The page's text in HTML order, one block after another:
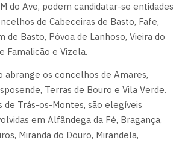
do Ave, podem candidatar-se entidades
de Cabeceiras de Basto, Fafe,
de Basto, Póvoa de Lanhoso, Vieira do
Famalicão e Vizela.
abrange os concelhos de Amares,
Terras de Bouro e Vila Verde.
de Trás-os-Montes, são elegíveis
em Alfândega da Fé, Bragança,
Miranda do Douro, Mirandela,